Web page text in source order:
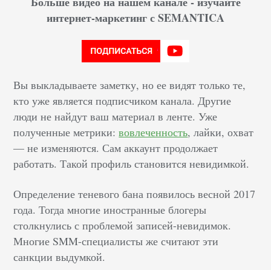
интернет-маркетинг с SEMANTICA
Вы выкладываете заметку, но ее видят только те,
кто уже является подписчиком канала. Другие
люди не найдут ваш материал в ленте. Уже
полученные метрики:вовлеченность, лайки, охват
— не изменяются. Сам аккаунт продолжает
работать. Такой профиль становится невидимкой.
Определение теневого бана появилось весной 2017
года. Тогда многие иностранные блогеры
столкнулись с проблемой записей-невидимок.
Многие SMM-специалисты же считают эти
санкции выдумкой.